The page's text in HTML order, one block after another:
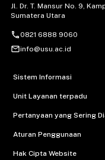
Jl. Dr. T. Mansur No. 9,
Sumatera Utara
call0821 6888 9060
mail_outlineinfo@usu.ac.id
Sistem Informasi
Unit Layanan terpadu
Pertanyaan yang Sering
Aturan Penggunaan
Hak Cipta Website